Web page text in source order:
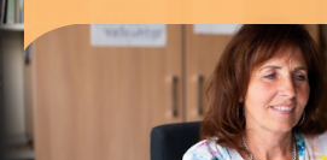
Karriere
Sozialdienste & Zuweisende